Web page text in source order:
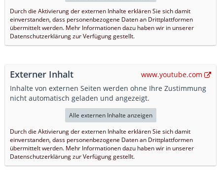
Durch die Aktivierung der externen Inhalte erklären Sie sich damit
einverstanden, dass personenbezogene Daten an Drittplattformen
übermittelt werden. Mehr Informationen dazu haben wir in unserer
Datenschutzerklärung zur Verfügung gestellt.
Externer Inhalt
www.youtube.com
Inhalte von externen Seiten werden ohne Ihre Zustimmung
nicht automatisch geladen und angezeigt.
Alle externen Inhalte anzeigen
Durch die Aktivierung der externen Inhalte erklären Sie sich damit
einverstanden, dass personenbezogene Daten an Drittplattformen
übermittelt werden. Mehr Informationen dazu haben wir in unserer
Datenschutzerklärung zur Verfügung gestellt.